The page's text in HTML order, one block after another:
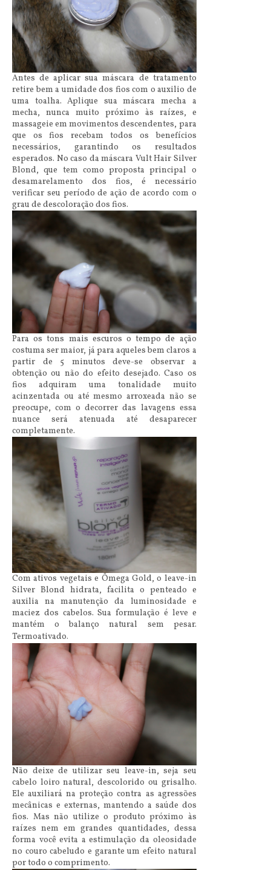
Antes de aplicar sua máscara de tratamento
retire bem a umidade dos fios com o auxilio de
uma toalha. Aplique sua máscara mecha a
mecha, nunca muito próximo às raízes, e
massageie em movimentos descendentes, para
que os fios recebam todos os benefícios
necessários, garantindo os resultados
esperados. No caso da máscara Vult Hair Silver
Blond, que tem como proposta principal o
desamarelamento dos fios, é necessário
verificar seu período de ação de acordo com o
grau de descoloração dos fios.
Para os tons mais escuros o tempo de ação
costuma ser maior, já para aqueles bem claros a
partir de 5 minutos deve-se observar a
obtenção ou não do efeito desejado. Caso os
fios adquiram uma tonalidade muito
acinzentada ou até mesmo arroxeada não se
preocupe, com o decorrer das lavagens essa
nuance será atenuada até desaparecer
completamente.
Com ativos vegetais e Ômega Gold, o leave-in
Silver Blond hidrata, facilita o penteado e
auxilia na manutenção da luminosidade e
maciez dos cabelos. Sua formulação é leve e
mantém o balanço natural sem pesar.
Termoativado.
Não deixe de utilizar seu leave-in, seja seu
cabelo loiro natural, descolorido ou grisalho.
Ele auxiliará na proteção contra as agressões
mecânicas e externas, mantendo a saúde dos
fios. Mas não utilize o produto próximo às
raízes nem em grandes quantidades, dessa
forma você evita a estimulação da oleosidade
no couro cabeludo e garante um efeito natural
por todo o comprimento.